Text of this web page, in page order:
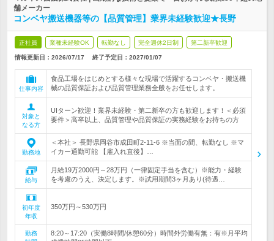
舗メーカー
コンベヤ搬送機器等の【品質管理】業界未経験歓迎★長野
正社員 業種未経験OK 転勤なし 完全週休2日制 第二新卒歓迎
情報更新日：2026/07/17 終了予定日： 2027/01/07
仕事内容
食品工場をはじめとする様々な現場で活躍するコンベヤ・搬送機
械の品質保証および品質管理業務全般をお任せします。
対象と
なる方
UIターン歓迎！業界未経験・第二新卒の方も歓迎します！＜必須
要件＞高卒以上、品質管理や品質保証の実務経験をお持ちの方
勤務地
＜本社＞ 長野県岡谷市成田町2-11-6 ※当面の間、転勤なし ※マ
イカー通勤可能 【雇入れ直後】…
給与
月給19万2000円～28万円（一律固定手当を含む）※能力・経験
を考慮のうえ、決定します。※試用期間3ヶ月あり(待遇…
初年度
年収
350万円～530万円
勤務
8:20～17:20（実働8時間/休憩60分）時間外労働有無：有※月平均